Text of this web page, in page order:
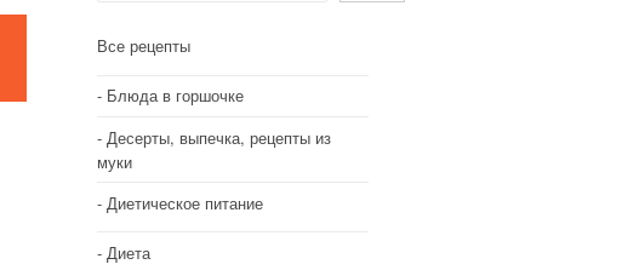
Все рецепты
Блюда в горшочке
Десерты, выпечка, рецепты из
муки
Диетическое питание
Диета